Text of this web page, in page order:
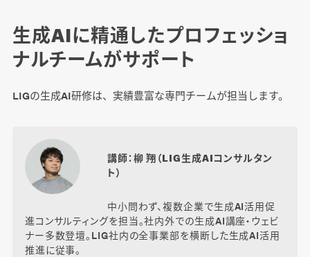
生成AIに精通したプロフェッショ
ナルチームがサポート
LIGの生成AI研修は、実績豊富な専門チームが担当します。
講師：柳 翔（LIG生成AIコンサルタン
ト）
中小問わず、複数企業で生成AI活用促
進コンサルティングを担当。社内外での生成AI講座・ウェビ
ナー多数登壇。LIG社内の全事業部を横断した生成AI活用
推進に従事。